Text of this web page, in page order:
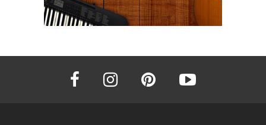
facebook instagram